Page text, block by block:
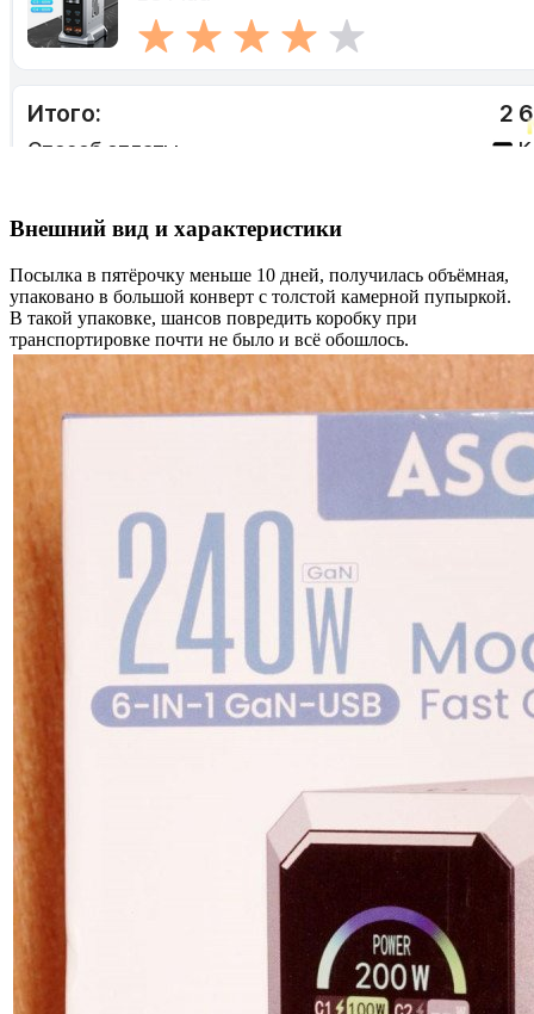
Внешний вид и характеристики
Посылка в пятёрочку меньше 10 дней, получилась объёмная,
упаковано в большой конверт с толстой камерной пупыркой.
В такой упаковке, шансов повредить коробку при
транспортировке почти не было и всё обошлось.